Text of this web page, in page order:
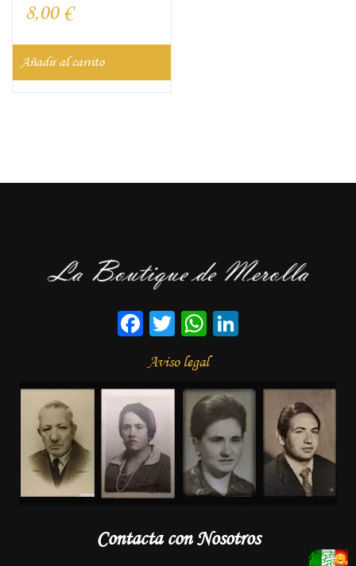
8,00 €
Añadir al carrito
Facebook
TwitterWhatsApp
Aviso legal
Contacta con Nosotros